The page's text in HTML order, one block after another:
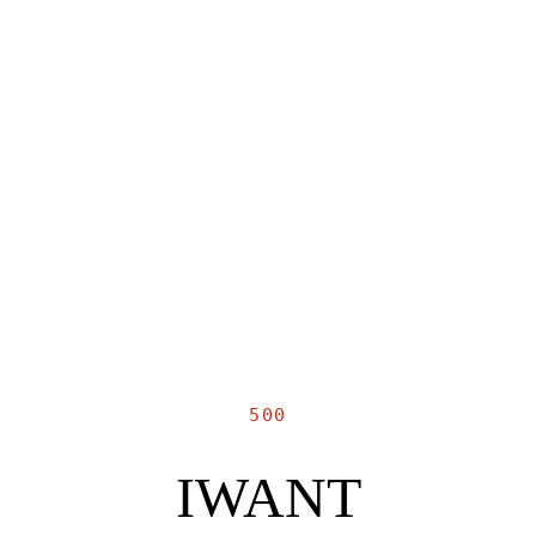
500
IWANT